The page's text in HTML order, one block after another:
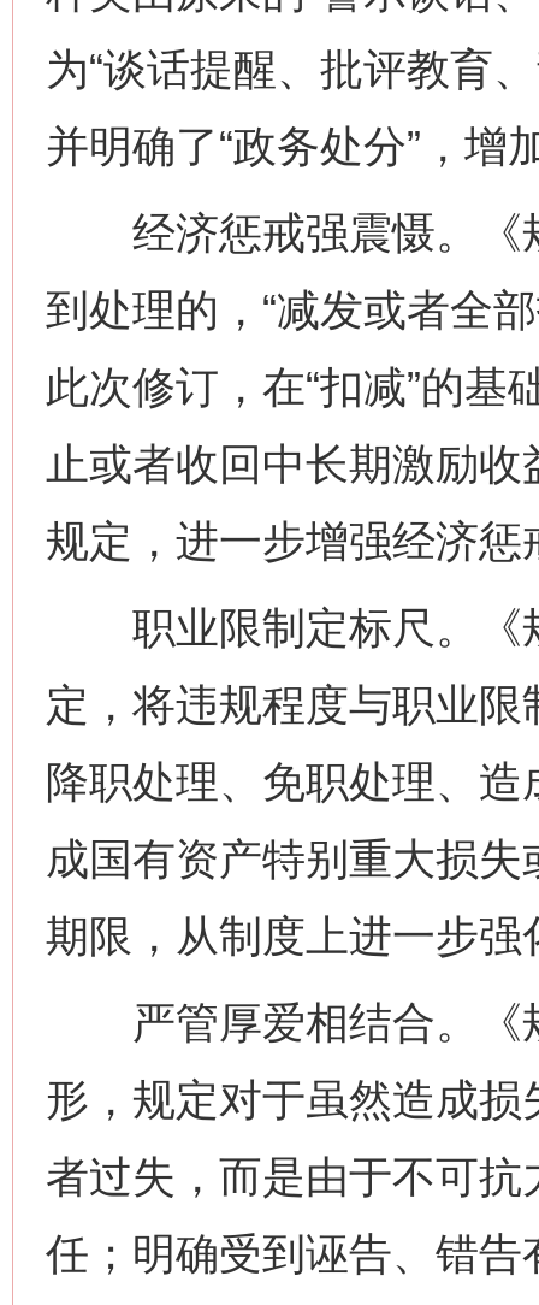
为“谈话提醒、批评教育
并明确了“政务处分”，增
经济惩戒强震慑。《
到处理的，“减发或者全
此次修订，在“扣减”的基
止或者收回中长期激励收
规定，进一步增强经济惩
职业限制定标尺。《
定，将违规程度与职业
降职处理、免职处理、
成国有资产特别重大损
期限，从制度上进一步强
严管厚爱相结合。《
形，规定对于虽然造成
者过失，而是由于不可
任；明确受到诬告、错